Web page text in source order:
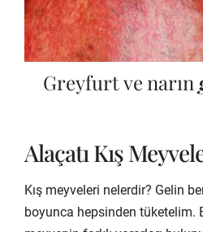
Greyfurt ve narın
Alaçatı Kış
Kış meyveleri nelerdir? Gelin
boyunca hepsinden tüketelim.